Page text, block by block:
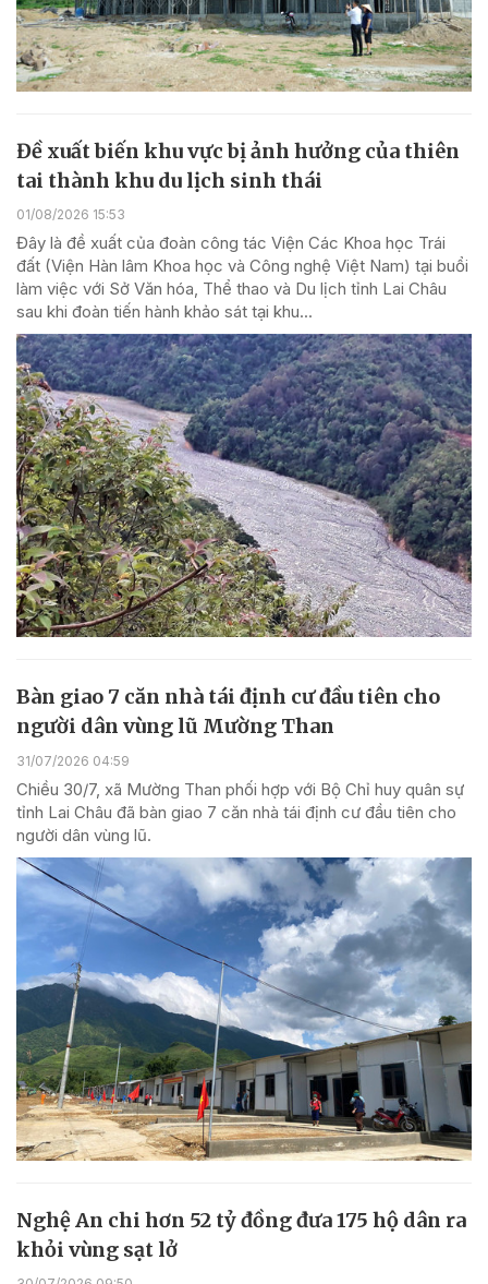
Đề xuất biến khu vực bị ảnh hưởng của thiên
tai thành khu du lịch sinh thái
01/08/2026 15:53
Đây là đề xuất của đoàn công tác Viện Các Khoa học Trái
đất (Viện Hàn lâm Khoa học và Công nghệ Việt Nam) tại buổi
làm việc với Sở Văn hóa, Thể thao và Du lịch tỉnh Lai Châu
sau khi đoàn tiến hành khảo sát tại khu...
Bàn giao 7 căn nhà tái định cư đầu tiên cho
người dân vùng lũ Mường Than
31/07/2026 04:59
Chiều 30/7, xã Mường Than phối hợp với Bộ Chỉ huy quân sự
tỉnh Lai Châu đã bàn giao 7 căn nhà tái định cư đầu tiên cho
người dân vùng lũ.
Nghệ An chi hơn 52 tỷ đồng đưa 175 hộ dân ra
khỏi vùng sạt lở